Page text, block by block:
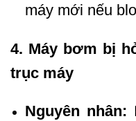
máy mới nếu
4. Máy bơm bị
trục máy
Nguyên nhân: